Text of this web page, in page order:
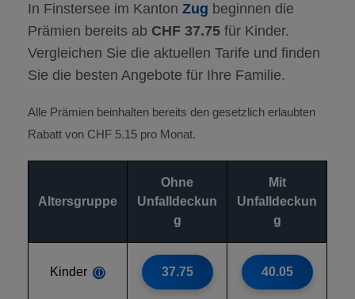
In Finstersee im Kanton Zug beginnen die
Prämien bereits ab CHF 37.75 für Kinder.
Vergleichen Sie die aktuellen Tarife und finden
Sie die besten Angebote für Ihre Familie.
Alle Prämien beinhalten bereits den gesetzlich erlaubten
Rabatt von CHF 5.15 pro Monat.
Altersgruppe
Ohne
Unfalldeckun
g
Mit
Unfalldeckun
g
Kinder ⓘ 37.75 40.05